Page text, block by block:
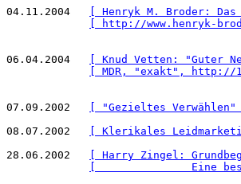
04.11.2004
[ Henryk M. Broder:
[ http://
06.04.2004
[ Knud Vetten: "Guter
[ MDR, "exakt", http://
07.09.2002
[ "Gezieltes Verwählen"
08.07.2002
[ Klerikales
28.06.2002
[ Harry Zingel:
[               Eine